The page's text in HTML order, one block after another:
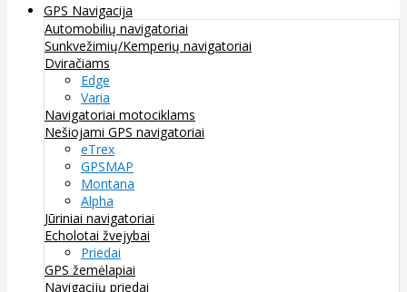
GPS Navigacija
Automobilių navigatoriai
Sunkvežimių/Kemperių navigatoriai
Dviračiams
Edge
Varia
Navigatoriai motociklams
Nešiojami GPS navigatoriai
eTrex
GPSMAP
Montana
Alpha
Jūriniai navigatoriai
Echolotai žvejybai
Priedai
GPS žemėlapiai
Navigacijų priedai